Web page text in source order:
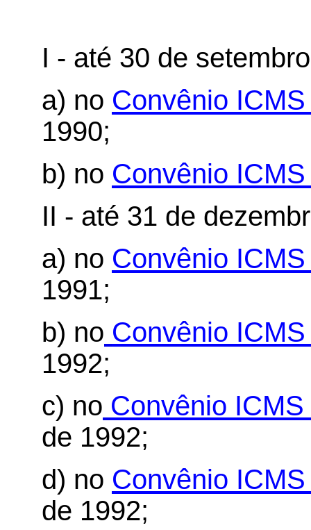
I - até 30 de
a) no Convênio
1990;
b) no Convênio
II - até 31 de
a) no Convênio
1991;
b) no Convênio
1992;
c) no Convênio
de 1992;
d) no Convênio
de 1992;